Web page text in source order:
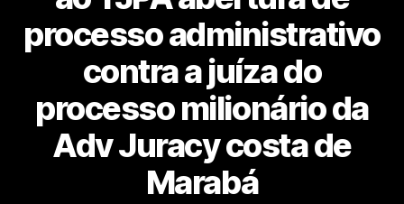
processo administrativo
contra a juíza do
processo milionário da
Adv Juracy costa de
Marabá